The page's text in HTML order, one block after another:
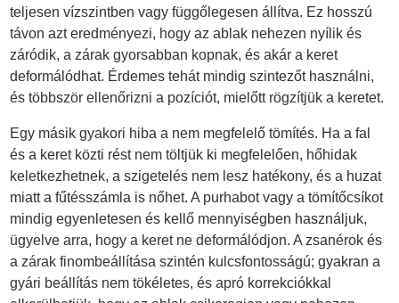
teljesen vízszintben vagy függőlegesen állítva. Ez hosszú
távon azt eredményezi, hogy az ablak nehezen nyílik és
záródik, a zárak gyorsabban kopnak, és akár a keret
deformálódhat. Érdemes tehát mindig szintezőt használni,
és többször ellenőrizni a pozíciót, mielőtt rögzítjük a keretet.
Egy másik gyakori hiba a nem megfelelő tömítés. Ha a fal
és a keret közti rést nem töltjük ki megfelelően, hőhidak
keletkezhetnek, a szigetelés nem lesz hatékony, és a huzat
miatt a fűtésszámla is nőhet. A purhabot vagy a tömítőcsíkot
mindig egyenletesen és kellő mennyiségben használjuk,
ügyelve arra, hogy a keret ne deformálódjon. A zsanérok és
a zárak finombeállítása szintén kulcsfontosságú; gyakran a
gyári beállítás nem tökéletes, és apró korrekciókkal